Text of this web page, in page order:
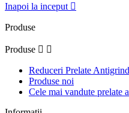
Inapoi la inceput 
Produse
Produse  
Reduceri Prelate
Produse noi
Cele mai vandute prelate